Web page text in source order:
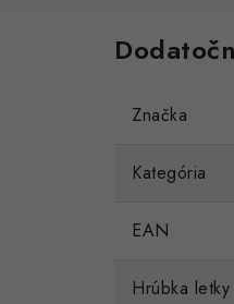
Značka
Kategória
EAN
Hrúbka letky